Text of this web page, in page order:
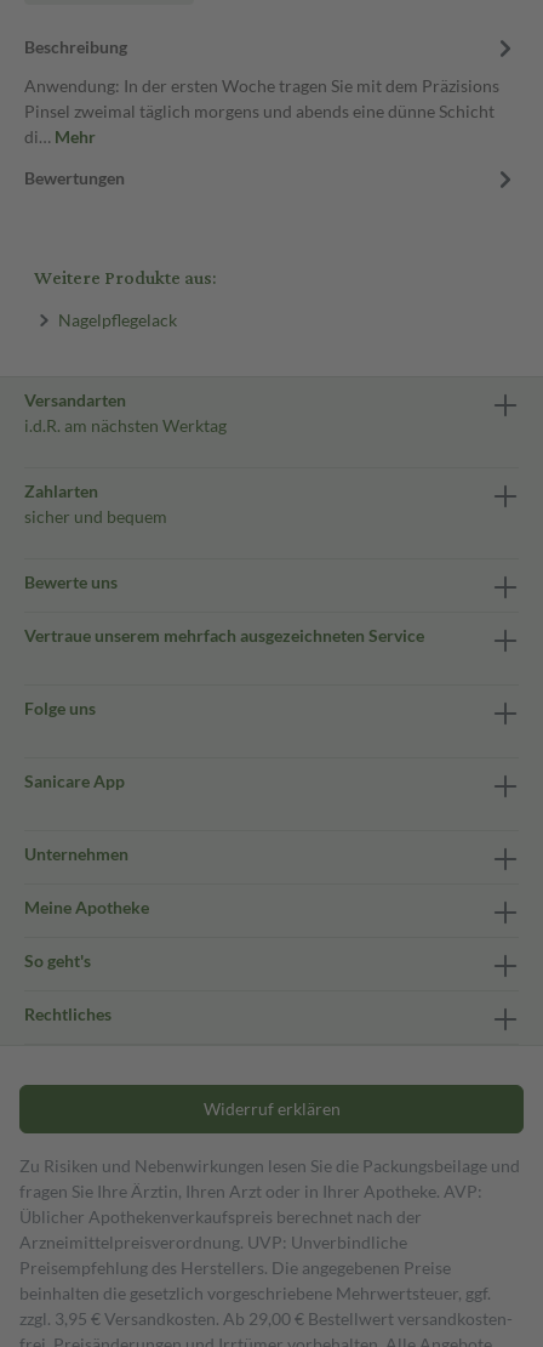
Beschreibung
Anwendung: In der ersten Woche tragen Sie mit dem Präzisions
Pinsel zweimal täglich morgens und abends eine dünne Schicht
di… Mehr
Bewertungen
Weitere Produkte aus:
Nagelpflegelack
Versandarten
i.d.R. am nächsten Werktag
Zahlarten
sicher und bequem
Bewerte uns
Vertraue unserem mehrfach ausgezeichneten Service
Folge uns
Sanicare App
Unternehmen
Meine Apotheke
So geht's
Rechtliches
Widerruf erklären
Zu Risiken und Nebenwirkungen lesen Sie die Packungsbeilage und
fragen Sie Ihre Ärztin, Ihren Arzt oder in Ihrer Apotheke. AVP:
Üblicher Apothekenverkaufspreis berechnet nach der
Arzneimittelpreisverordnung. UVP: Unverbindliche
Preisempfehlung des Herstellers. Die angegebenen Preise
beinhalten die gesetzlich vorgeschriebene Mehrwertsteuer, ggf.
zzgl. 3,95 € Versandkosten. Ab 29,00 € Bestell­wert versand­kosten­